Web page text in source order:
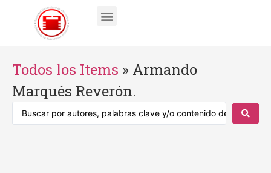
Todos los Items » Armando
Marqués Reverón.